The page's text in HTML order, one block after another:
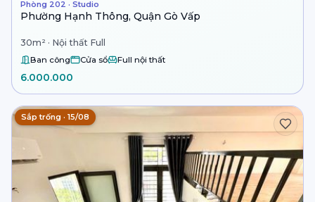
Phòng 202 · Studio
Phường Hạnh Thông, Quận Gò Vấp
30m² · Nội thất Full
Ban công Cửa sổ Full nội thất
6.000.000
Sắp trống · 15/08